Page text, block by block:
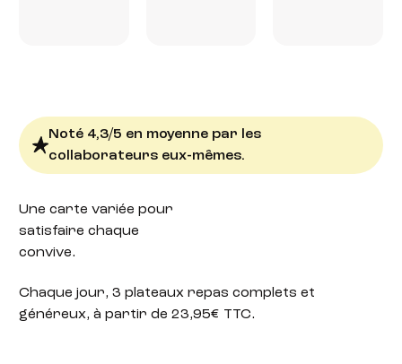
Noté 4,3/5 en moyenne par les
collaborateurs eux-mêmes.
Une carte variée pour
satisfaire chaque
convive.
Chaque jour, 3 plateaux repas complets et
généreux, à partir de 23,95€ TTC.